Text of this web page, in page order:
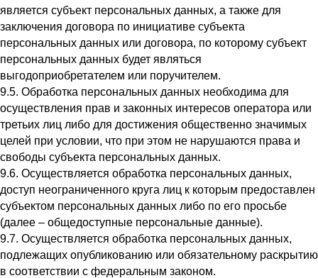
является субъект персональных данных, а также для
заключения договора по инициативе субъекта
персональных данных или договора, по которому субъект
персональных данных будет являться
выгодоприобретателем или поручителем.
9.5. Обработка персональных данных необходима для
осуществления прав и законных интересов оператора или
третьих лиц либо для достижения общественно значимых
целей при условии, что при этом не нарушаются права и
свободы субъекта персональных данных.
9.6. Осуществляется обработка персональных данных,
доступ неограниченного круга лиц к которым предоставлен
субъектом персональных данных либо по его просьбе
(далее – общедоступные персональные данные).
9.7. Осуществляется обработка персональных данных,
подлежащих опубликованию или обязательному раскрытию
в соответствии с федеральным законом.